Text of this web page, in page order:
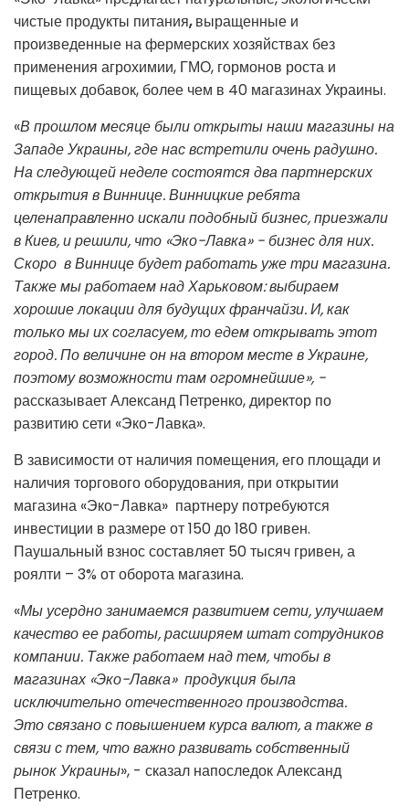
чистые продукты питания,выращенные и
произведенные на фермерских хозяйствах без
применения агрохимии, ГМО, гормонов роста и
пищевых добавок, более чем в 40 магазинах Украины.
«В прошлом месяце были открыты наши магазины на
Западе Украины, где нас встретили очень радушно.
На следующей неделе состоятся два партнерских
открытия в Виннице.Винницкие ребята
целенаправленно искали подобный бизнес, приезжали
в Киев, и решили, что «Эко-Лавка» - бизнес для них.
Скоро в Виннице будет работать уже три магазина.
Также мы работаем над Харьковом: выбираем
хорошие локации для будущих франчайзи. И, как
только мы их согласуем, то едем открывать этот
город. По величине он на втором месте в Украине,
поэтому возможности там огромнейшие», -
рассказывает Александ Петренко, директор по
развитию сети «Эко-Лавка».
В зависимости от наличия помещения, его площади и
наличия торгового оборудования, при открытии
магазина «Эко-Лавка» партнеру потребуются
инвестиции в размере от 150 до 180 гривен.
Паушальный взнос составляет 50 тысяч гривен, а
роялти – 3% от оборота магазина.
«Мы усердно занимаемся развитием сети, улучшаем
качество ее работы, расширяем штат сотрудников
компании. Также работаем над тем, чтобы в
магазинах «Эко-Лавка» продукция была
исключительно отечественного производства.
Это связано с повышением курса валют, а также в
связи с тем, что важно развивать собственный
рынок Украины», - сказал напоследок Александ
Петренко.